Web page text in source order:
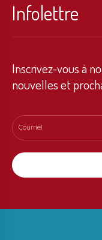
Infolettre
Inscrivez-vous à
nouvelles et